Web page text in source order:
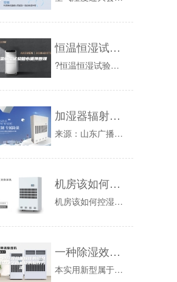
恒温恒湿试验箱水循环原理
?恒温恒湿试验箱的用水循环系统，解决了在使用恒温恒湿试验箱时，收集的水直接从排放口排出，不能重复利用，造成水资源浪费的问题。对于水循环强烈推...
加湿器辐射超标
来源：山东广播电视台卫视频道《早安山东》齐鲁网12月17日讯据山东广播电视台卫视频道《早安山东》报道，冬季气候干燥，许多市民都购买加湿器来增...
机房该如何控湿控温
机房该如何控湿控温：现在我们说的机房普遍指的是电信、网通、移动、双线、电力以及政府或者企业等，存放服务器的，交换机，为用户以及员工提供IT服...
一种除湿效果极佳的组合式洁净空调机组的制作方法
本实用新型属于空调器技术领域，具体公开了一种除湿效果极佳的组合式洁净空调机组。背景技术：一般的空调机组不设置预冷段，夏天除湿效果及节能效果差...